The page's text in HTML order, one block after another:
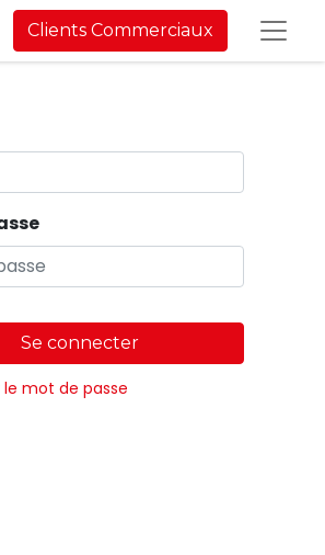
Clients Commerciaux
Se connecter
le mot de passe